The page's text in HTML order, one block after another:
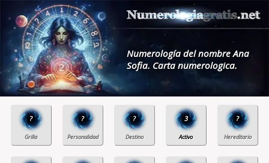
Numerología del nombre Ana
Sofia. Carta numerologica.
? ? ? 3 ?